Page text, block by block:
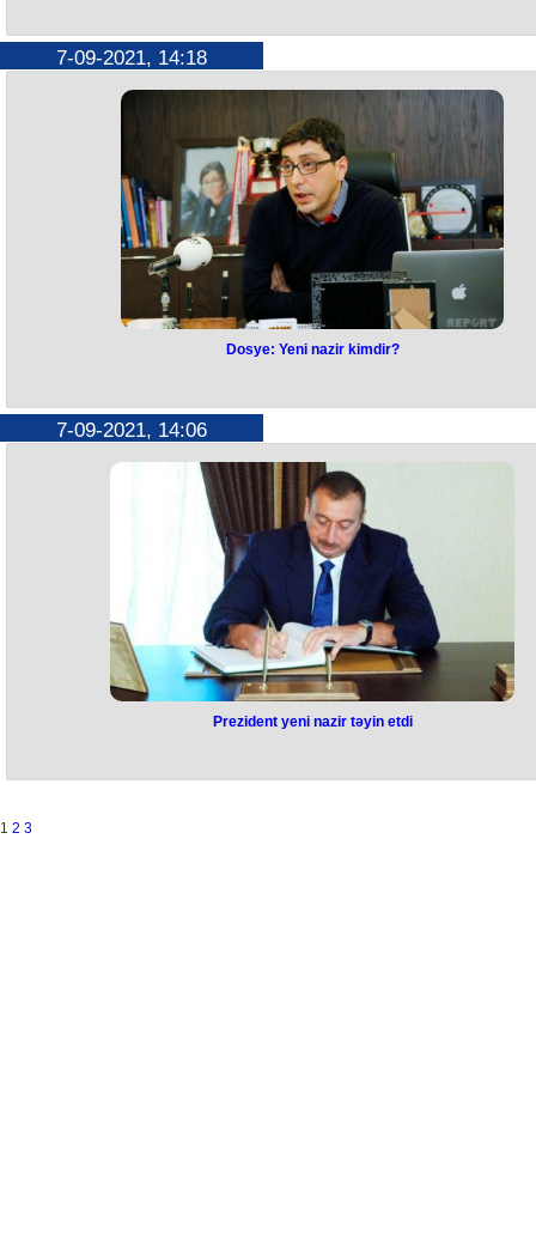
7-09-2021, 14:18
Dosye: Yeni nazir kimdir?
7-09-2021, 14:06
Prezident yeni nazir təyin etdi
1 2 3